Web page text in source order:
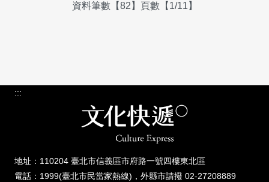
資料筆數【82】頁數【1/11】
:::
地址：110204 臺北市信義區市府路一號四樓東北區
電話：1999(臺北市民當家熱線)，外縣市請撥 02-27208889